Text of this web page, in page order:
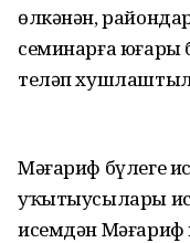
өлкәнән,
семинарға юғары
теләп
Мәғариф бүлеге
уҡытыусылары
исемдән